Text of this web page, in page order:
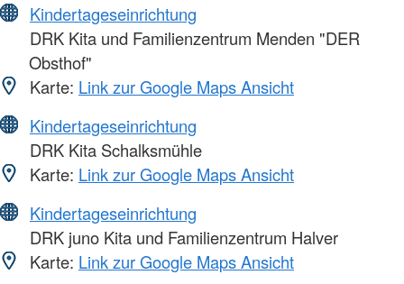
Kindertageseinrichtung
DRK Kita und Familienzentrum Menden "DER
Obsthof"
Karte: Link zur Google Maps Ansicht
Kindertageseinrichtung
DRK Kita Schalksmühle
Karte: Link zur Google Maps Ansicht
Kindertageseinrichtung
DRK juno Kita und Familienzentrum Halver
Karte: Link zur Google Maps Ansicht